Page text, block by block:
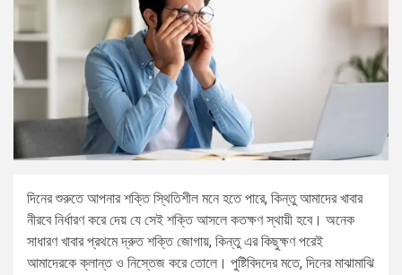
দিনের শুরুতে আপনার শক্তি স্থিতিশীল মনে হতে পারে, কিন্তু আমাদের খাবার
নীরবে নির্ধারণ করে দেয় যে সেই শক্তি আসলে কতক্ষণ স্থায়ী হবে। অনেক
সাধারণ খাবার প্রথমে দ্রুত শক্তি জোগায়, কিন্তু এর কিছুক্ষণ পরেই
আমাদেরকে ক্লান্ত ও নিস্তেজ করে তোলে। পুষ্টিবিদদের মতে, দিনের মাঝামাঝি